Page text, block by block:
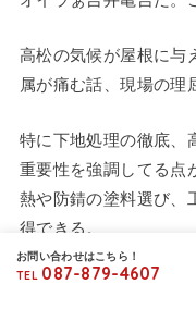
高松の気候が屋根に与
属が痛む話、現場の理
特に下地処理の徹底、
重要性を強調してる点
熱や防錆の塗料選び、
得できる。
施工時の気温や湿度、
お問い合わせはこちら！
TEL 087-879-4607